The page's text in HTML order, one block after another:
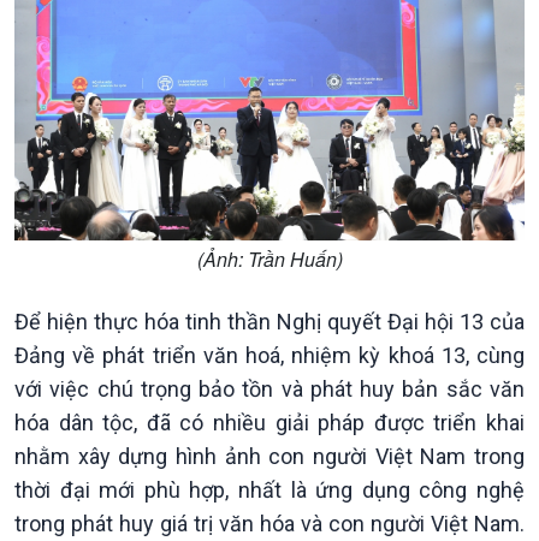
(Ảnh: Trần Huấn)
Để hiện thực hóa tinh thần Nghị quyết Đại hội 13 của
Đảng về phát triển văn hoá, nhiệm kỳ khoá 13, cùng
với việc chú trọng bảo tồn và phát huy bản sắc văn
hóa dân tộc, đã có nhiều giải pháp được triển khai
nhằm xây dựng hình ảnh con người Việt Nam trong
thời đại mới phù hợp, nhất là ứng dụng công nghệ
trong phát huy giá trị văn hóa và con người Việt Nam.